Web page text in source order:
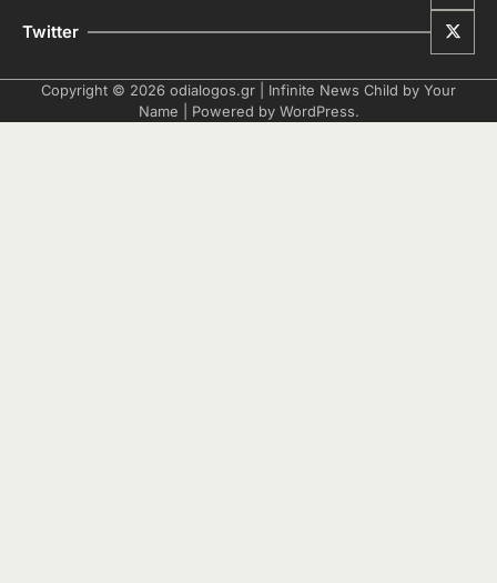
Twitter
Copyright © 2026 odialogos.gr | Infinite News Child by Your
Name | Powered by WordPress.